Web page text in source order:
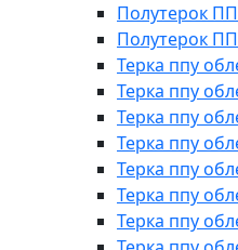
Полутерок
Полутерок
Терка ппу
Терка ппу
Терка ппу
Терка ппу
Терка ппу
Терка ппу
Терка ппу